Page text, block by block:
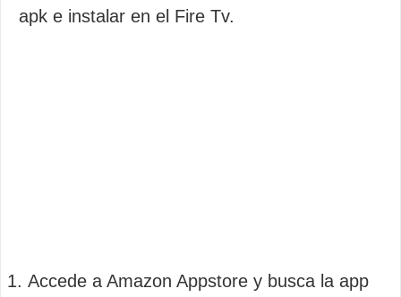
apk e instalar en el Fire Tv.
Accede a Amazon Appstore y busca la app